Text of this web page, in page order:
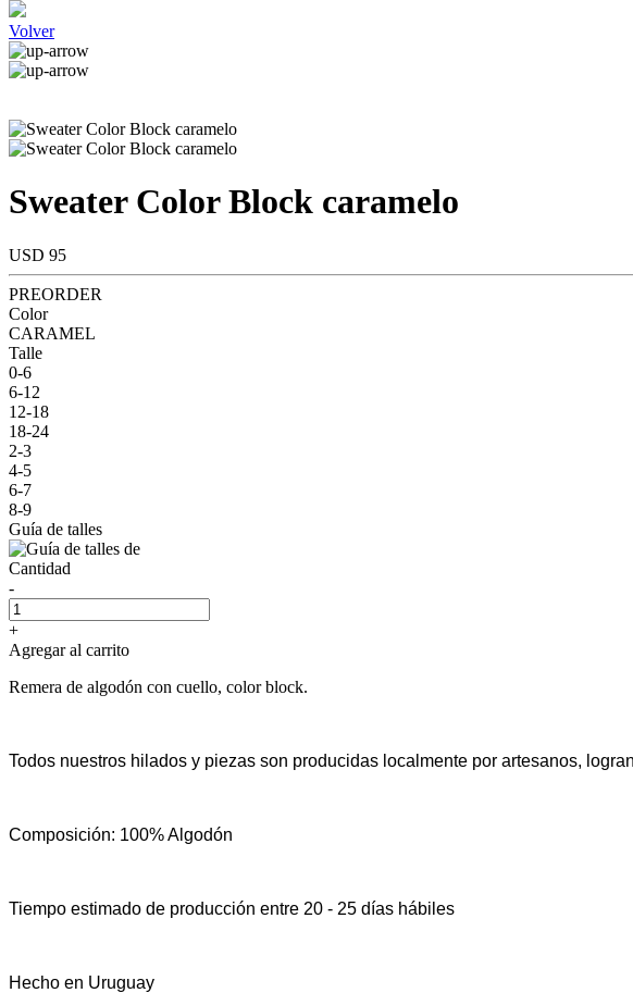
Volver
Sweater Color Block caramelo
USD 95
PREORDER
Color
CARAMEL
Talle
0-6
6-12
12-18
18-24
2-3
4-5
6-7
8-9
Guía de talles
Cantidad
-
+
Agregar al carrito
Remera de algodón con cuello, color block.
Todos nuestros hilados y piezas son producidas localmente por artesanos,
Composición: 100% Algodón
Tiempo estimado de producción entre 20 - 25 días hábiles
Hecho en Uruguay